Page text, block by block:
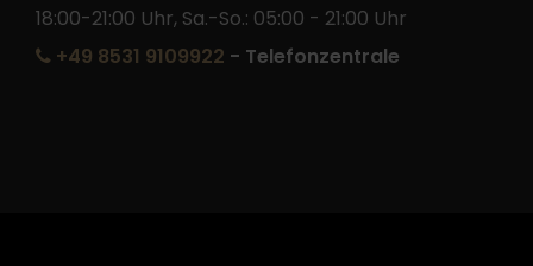
18:00-21:00 Uhr, Sa.-So.: 05:00 - 21:00 Uhr
+49 8531 9109922 - Telefonzentrale